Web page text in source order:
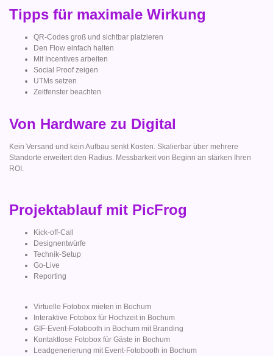
Tipps für maximale Wirkung
QR-Codes groß und sichtbar platzieren
Den Flow einfach halten
Mit Incentives arbeiten
Social Proof zeigen
UTMs setzen
Zeitfenster beachten
Von Hardware zu Digital
Kein Versand und kein Aufbau senkt Kosten. Skalierbar über mehrere
Standorte erweitert den Radius. Messbarkeit von Beginn an stärken Ihren
ROI.
Projektablauf mit PicFrog
Kick-off-Call
Designentwürfe
Technik-Setup
Go-Live
Reporting
Virtuelle Fotobox mieten in Bochum
Interaktive Fotobox für Hochzeit in Bochum
GIF-Event-Fotobooth in Bochum mit Branding
Kontaktlose Fotobox für Gäste in Bochum
Leadgenerierung mit Event-Fotobooth in Bochum